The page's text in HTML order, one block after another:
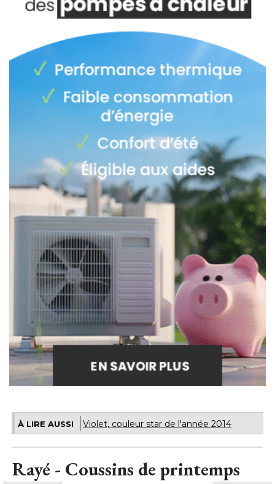
À LIRE AUSSI Violet, couleur star de l'année 2014
Rayé - Coussins de printemps